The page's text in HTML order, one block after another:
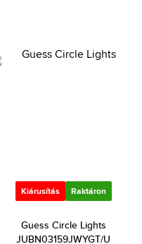
Kiárusítás Raktáron
Guess Circle Lights
JUBN03159JWYGT/U